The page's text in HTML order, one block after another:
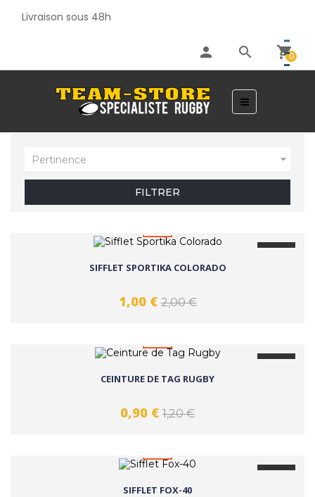
Livraison sous 48h
shopping_cart
0
search
person
Basculer
la
navigation
☰
Pertinence 
FILTRER
SIFFLET SPORTIKA COLORADO
1,00 € 2,00 €
CEINTURE DE TAG RUGBY
0,90 € 1,20 €
SIFFLET FOX-40